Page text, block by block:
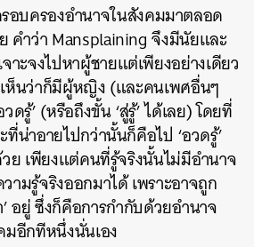
อบครองอำนาจในสังคมมาตลอด
คำว่า Mansplaining จึงมีนัยและ
าะจงไปหาผู้ชายแต่เพียงอย่างเดียว
เห็นว่าก็มีผู้หญิง (และคนเพศอื่นๆ
ดรู้’ (หรือถึงขั้น ‘สู่รู้’ ได้เลย) โดยที่
ที่น่าอายไปกว่านั้นก็คือไป ‘อวดรู้’
วย เพียงแต่คนที่รู้จริงนั้นไม่มีอำนาจ
ามรู้จริงออกมาได้ เพราะอาจถูก
อยู่ ซึ่งก็คือการกำกับด้วยอำนาจ
อีกทีหนึ่งนั่นเอง